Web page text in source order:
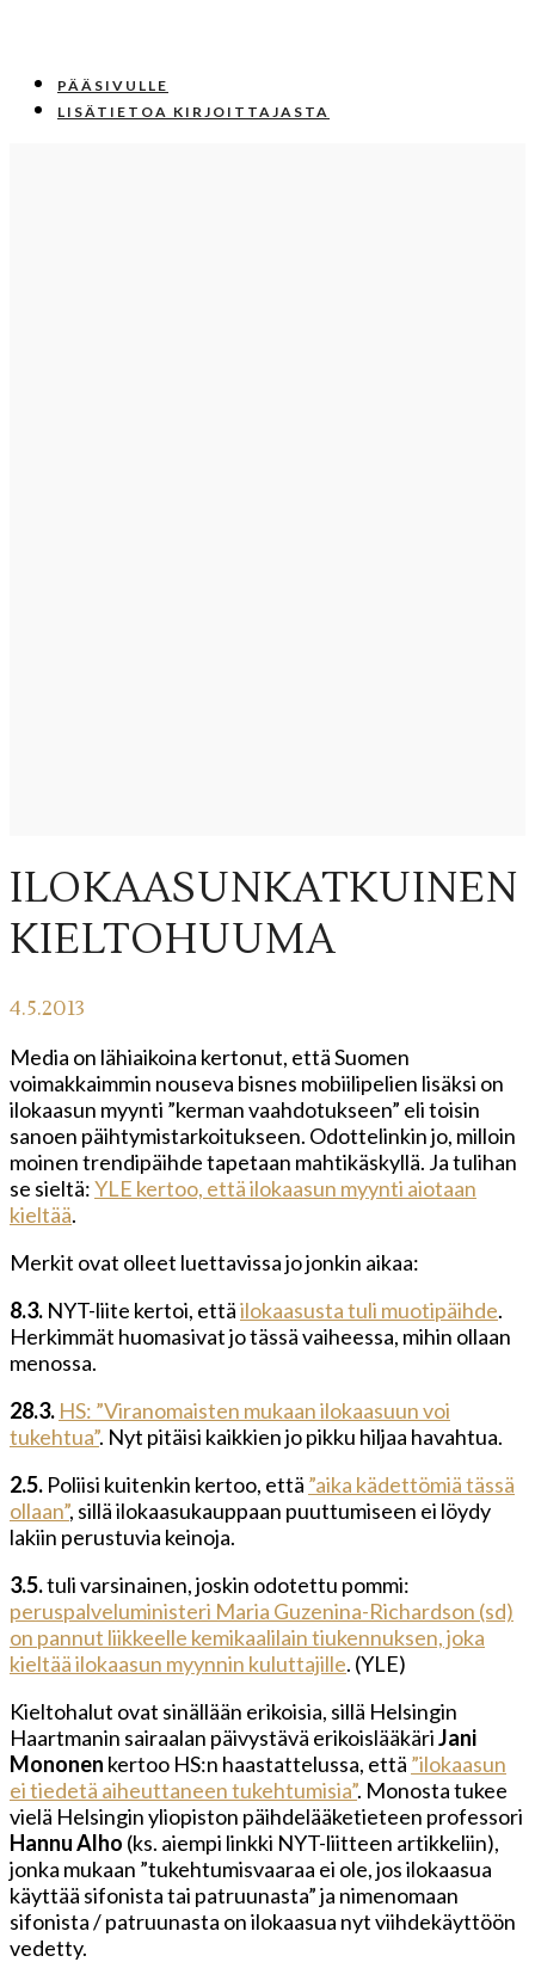
PÄÄSIVULLE
LISÄTIETOA KIRJOITTAJASTA
ILOKAASUNKATKUINEN
KIELTOHUUMA
4.5.2013
Media on lähiaikoina kertonut, että Suomen
voimakkaimmin nouseva bisnes mobiilipelien lisäksi on
ilokaasun myynti ”kerman vaahdotukseen” eli toisin
sanoen päihtymistarkoitukseen. Odottelinkin jo, milloin
moinen trendipäihde tapetaan mahtikäskyllä. Ja tulihan
se sieltä:YLE kertoo, että ilokaasun myynti aiotaan
kieltää.
Merkit ovat olleet luettavissa jo jonkin aikaa:
8.3. NYT-liite kertoi, ettäilokaasusta tuli muotipäihde.
Herkimmät huomasivat jo tässä vaiheessa, mihin ollaan
menossa.
28.3. HS: ”Viranomaisten mukaan ilokaasuun voi
tukehtua”. Nyt pitäisi kaikkien jo pikku hiljaa havahtua.
2.5. Poliisi kuitenkin kertoo, että ”aika kädettömiä tässä
ollaan”, sillä ilokaasukauppaan puuttumiseen ei löydy
lakiin perustuvia keinoja.
3.5.tuli varsinainen, joskin odotettu pommi:
peruspalveluministeri Maria Guzenina-Richardson (sd)
on pannut liikkeelle kemikaalilain tiukennuksen, joka
kieltää ilokaasun myynnin kuluttajille. (YLE)
Kieltohalut ovat sinällään erikoisia, sillä Helsingin
Haartmanin sairaalan päivystävä erikoislääkäriJani
Mononen kertoo HS:n haastattelussa, että ”ilokaasun
ei tiedetä aiheuttaneen tukehtumisia”. Monosta tukee
vielä Helsingin yliopiston päihdelääketieteen professori
Hannu Alho (ks. aiempi linkki NYT-liitteen artikkeliin),
jonka mukaan ”tukehtumisvaaraa ei ole, jos ilokaasua
käyttää sifonista tai patruunasta” ja nimenomaan
sifonista / patruunasta on ilokaasua nyt viihdekäyttöön
vedetty.